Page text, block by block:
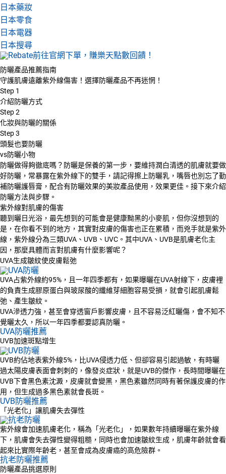
日本藥妝
日本零食
日本電器
日本搜尋
防曬產品推薦指南
守護肌膚遠離紫外線傷害！選擇防曬產品不再迷惘！
Step 1
介紹防曬方式
Step2
化妝與防曬的關係
Step3
頭髮也要防曬
vs防曬小物
防曬做得夠徹底嗎？防曬是保養的第一步，要維持潤白清透的肌膚就要做
好防曬，常暴露在紫外線下的雙手，請記得擦上防曬乳，嘴唇也別忘了勤
補防曬護唇膏，配合有防曬效果的美妝產品使用，效果更佳。接下來介紹
防曬方法與步驟。
紫外線對肌膚的傷害
聽到曬日光浴，最先想到的可能會是健康黝黑的小麥肌，但你沒想到的
是，在你看不到的地方，其實對皮膚的傷害也正在累積，而兇手就是紫外
線，紫外線分為三類UVA、UVB、UVC。其中UVA、UVB是肌膚老化主
因，那麼具體而言對肌膚有什麼影響呢？
UVA生成皺紋使皮膚鬆弛
UVA占紫外線約95%，且一年四季都有，如果曝曬在UVA射線下，皮膚裡
的負責生成膠原蛋白與玻尿酸的纖維芽細胞容易受損，就會引起肌膚鬆
弛、產生皺紋。
UVA滲透力強，甚至會穿透窗戶影響皮膚，且不容易泛紅曬傷，會不知不
覺曬太久，所以一年四季都要認真防曬。
UVA防曬推薦
UVB加速斑點增生
UVB約佔地表紫外線5%，比UVA侵透力低、但卻容易引起過敏，有時曬
過太陽皮膚表面會刺刺的，像發炎症狀，就是UVB的傑作，長時間曝曬在
UVB下會黑色素沈澱，皮膚就會變黑，黑色素雖然同時有著保護皮膚的作
用，但生成過多黑色素就會長斑。
UVB防曬推薦
「光老化」讓肌膚失去彈性
紫外線會加速肌膚老化，稱為「光老化」，如果數年持續曝曬在紫外線
下，肌膚會失去彈性變得粗糙，同時也會加速皺紋生成，肌膚年齡就會看
起來比實際年齡老，甚至會成為皮膚癌的高危險群。
抗老防曬推薦
防曬產品挑選原則